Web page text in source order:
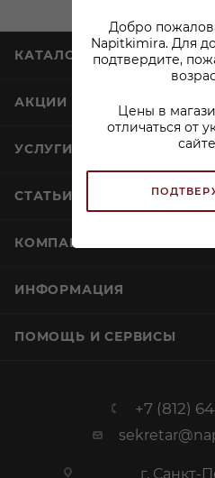
Добро
Napitkimira. Для
подтвердите,
Цены в
отличаться от
КАТАЛОГ
АКЦИИ
УСЛУГИ
СТАТЬИ
КОМПАНИЯ
ИНФОРМАЦИЯ
ПОМОЩЬ И СЕРВИСЫ
+7 (812)
г. Санкт-